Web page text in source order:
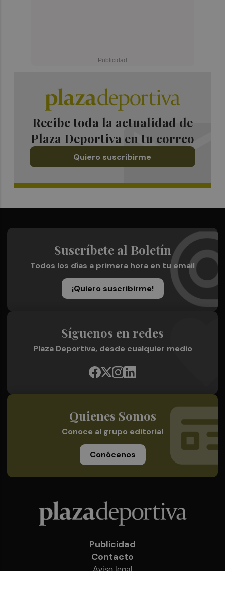
Recibe toda la actualidad de
Plaza Deportiva en tu correo
Quiero suscribirme
Suscríbete al Boletín
Todos los días a primera hora en tu email
¡Quiero suscribirme!
Síguenos en redes
Plaza Deportiva, desde cualquier medio
Quienes Somos
Conoce al grupo editorial
Conócenos
Publicidad
Contacto
Aviso legal